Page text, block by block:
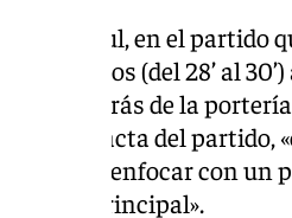
en el partido
dos minutos (del 28’ al
detrás de la
el acta del partido,
por «enfocar con
árbitro principal».